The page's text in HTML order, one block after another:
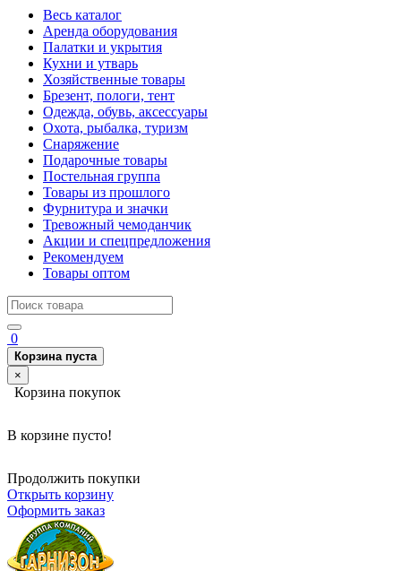
Весь каталог
Аренда оборудования
Палатки и укрытия
Кухни и утварь
Хозяйственные товары
Брезент, пологи, тент
Одежда, обувь, аксессуары
Охота, рыбалка, туризм
Снаряжение
Подарочные товары
Постельная группа
Товары из прошлого
Фурнитура и значки
Тревожный чемоданчик
Акции и спецпредложения
Рекомендуем
Товары оптом
0
Корзина пуста
×
Корзина покупок
В корзине пусто!
Продолжить покупки
Открыть корзину
Оформить заказ